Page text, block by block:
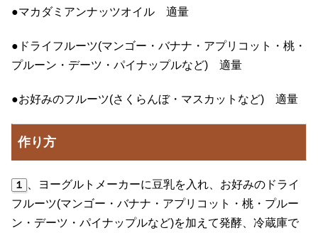
●マカダミアンナッツオイル 適量
●ドライフルーツ(マンゴー・バナナ・アプリコット・桃・
プルーン・デーツ・パイナップルなど) 適量
●お好みのフルーツ(さくらんぼ・マスカットなど) 適量
作り方
１ 、ヨーグルトメーカーに豆乳を入れ、お好みのドライ
フルーツ(マンゴー・バナナ・アプリコット・桃・プルー
ン・デーツ・パイナップルなど)を加えて発酵、冷蔵庫で